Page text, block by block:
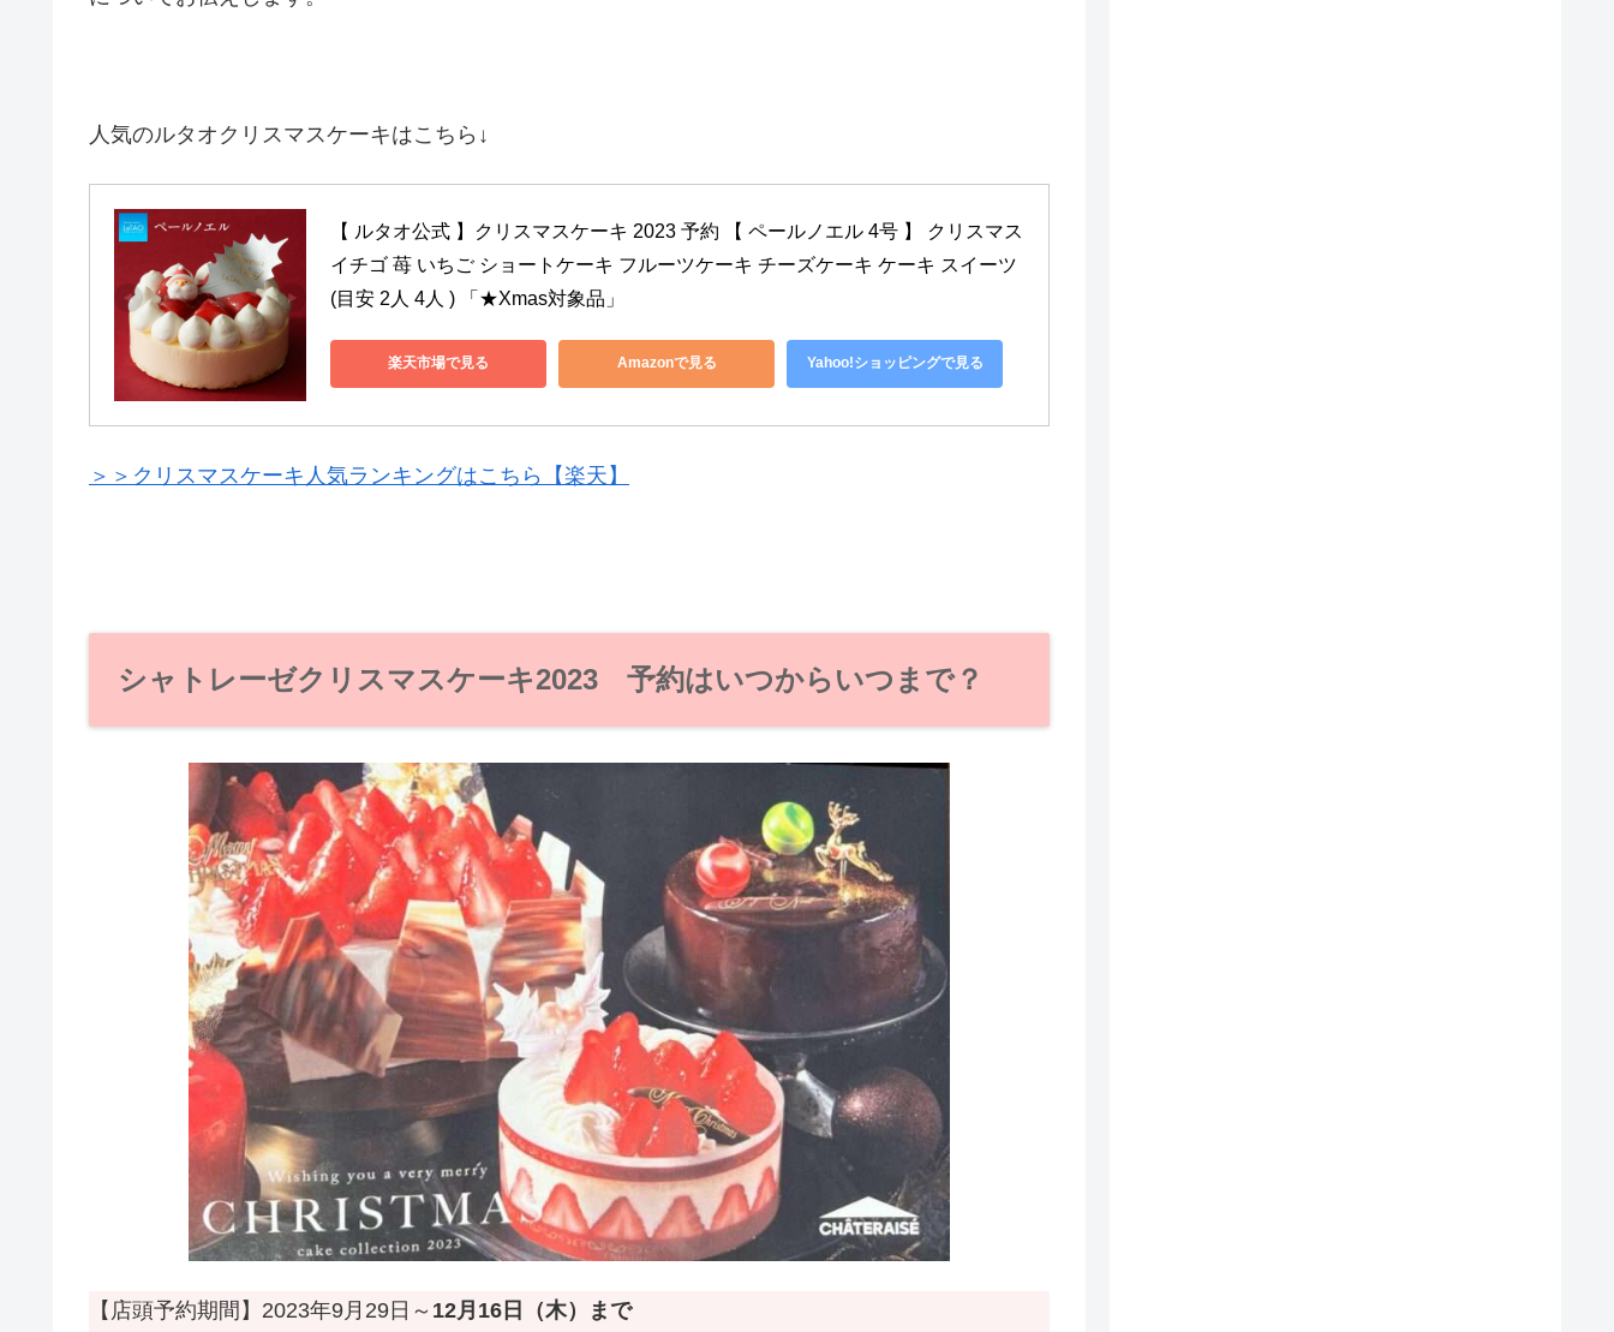
人気のルタオクリスマスケーキはこちら↓
【 ルタオ公式 】クリスマスケーキ 2023 予約 【 ペールノエル 4号 】 クリスマス
イチゴ 苺 いちご ショートケーキ フルーツケーキ チーズケーキ ケーキ スイーツ
(目安 2人 4人 ) 「★Xmas対象品」
楽天市場で見る Amazonで見る Yahoo!ショッピングで見る
＞＞クリスマスケーキ人気ランキングはこちら【楽天】
シャトレーゼクリスマスケーキ2023 予約はいつからいつまで？
【店頭予約期間】2023年9月29日～ 12月16日（木）まで